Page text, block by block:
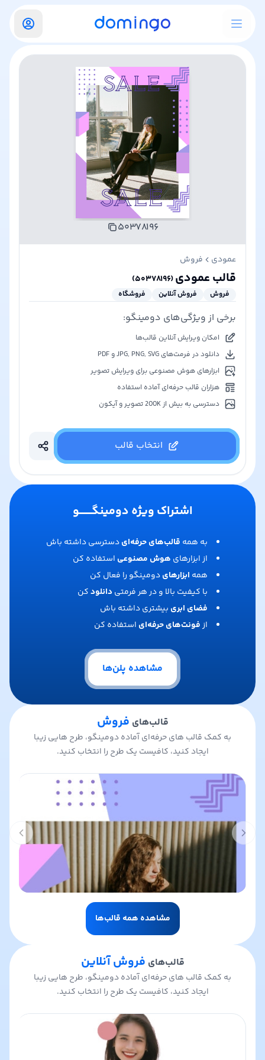
عمودی فروش
قالب عمودی(۵۰۳۷۸۱۹۶)
فروش فروش آنلاین فروشگاه
برخی از ویژگی‌های دومینگو:
امکان ویرایش آنلاین قالب‌ها
دانلود در فرمت‌های JPG, PNG, SVG و PDF
ابزارهای هوش مصنوعی برای ویرایش تصویر
هزاران قالب حرفه‌ای آماده استفاده
دسترسی به بیش از 200K تصویر و آیکون
انتخاب قالب
۵۰۳۷۸۱۹۶
اشتراک ویژه دومینگـــــــو
به همه قالب‌های حرفه‌ایدسترسی داشته باش
از ابزارهای هوش مصنوعی استفاده کن
همه ابزارهایدومینگو را فعال کن
با کیفیت بالا و در هر فرمتی دانلودکن
فضای ابری بیشتری داشته باش
ازفونت‌های حرفه‌ای استفاده کن
مشاهده پلن‌ها
قالب‌های فروش
به کمک قالب های حرفه‌ای آماده دومینگو، طرح هایی زیبا
ایجاد کنید، کافیست یک طرح را انتخاب کنید.
Previous slide
slide
مشاهده همه قالب‌ها
قالب‌های فروش آنلاین
به کمک قالب های حرفه‌ای آماده دومینگو، طرح هایی زیبا
ایجاد کنید، کافیست یک طرح را انتخاب کنید.